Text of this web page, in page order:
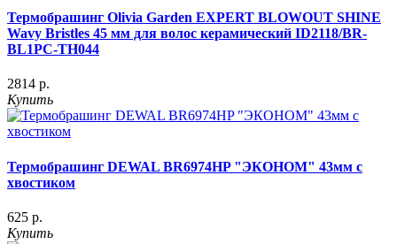
Термобрашинг Olivia Garden EXPERT BLOWOUT SHINE
Wavy Bristles 45 мм для волос керамический ID2118/BR-
BL1PC-TH044
2814 р.
Купить
Термобрашинг DEWAL BR6974HP "ЭКОНОМ" 43мм с
хвостиком
625 р.
Купить